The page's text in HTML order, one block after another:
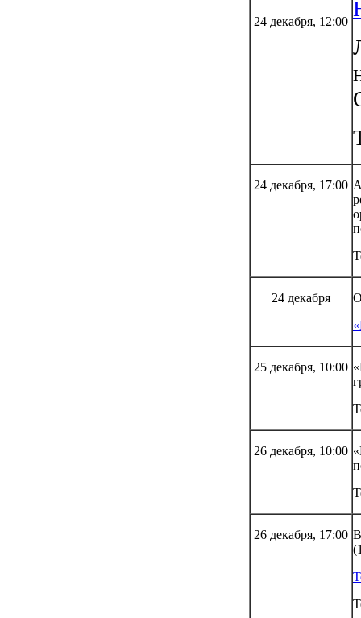
24 декабря, 12:00
24 декабря, 17:00
24 декабря
25 декабря, 10:00
26 декабря, 10:00
26 декабря, 17:00